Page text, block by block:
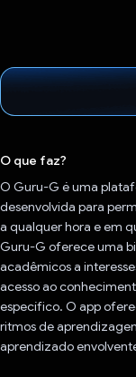
O que faz?
O Guru-G é uma
desenvolvida para
a qualquer hora e em
Guru-G oferece uma
acadêmicos a
acesso ao
específico. O app
ritmos de
aprendizado